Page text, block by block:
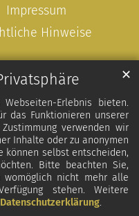
Erlebnis bieten.
das Funktionieren unserer
verwenden wir
Inhalte oder zu anonymen
können selbst entscheiden,
Bitte beachten Sie,
womöglich nicht mehr alle
stehen. Weitere
Datenschutzerklärung.
✕
Impressum
Hinweise